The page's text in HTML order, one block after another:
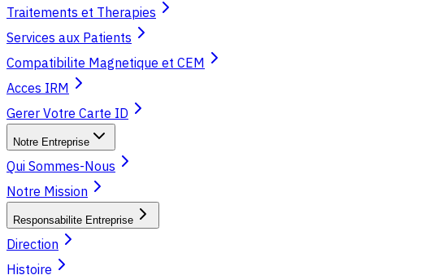
Traitements et Therapies
Services aux Patients
Compatibilite Magnetique et CEM
Acces IRM
Gerer Votre Carte ID
Notre Entreprise
Qui Sommes-Nous
Notre Mission
Responsabilite Entreprise
Direction
Histoire